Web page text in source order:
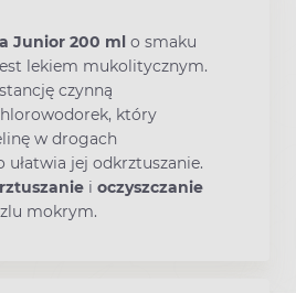
Junior 200 ml o smaku
lekiem mukolitycznym.
czynną
który
w drogach
ułatwia jej odkrztuszanie.
i oczyszczanie
mokrym.